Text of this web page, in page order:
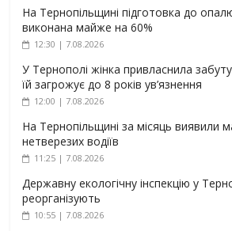
На Тернопільщині підготовка до
виконана майже на 60%
12:30 | 7.08.2026
У Тернополі жінка привласнила забуту
їй загрожує до 8 років ув’язнення
12:00 | 7.08.2026
На Тернопільщині за місяць виявили
нетверезих водіїв
11:25 | 7.08.2026
Державну екологічну інспекцію у
реорганізують
10:55 | 7.08.2026